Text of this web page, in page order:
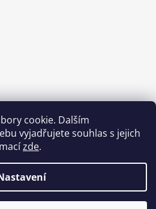
cookie. Dalším
vyjadřujete souhlas s jejich
zde.